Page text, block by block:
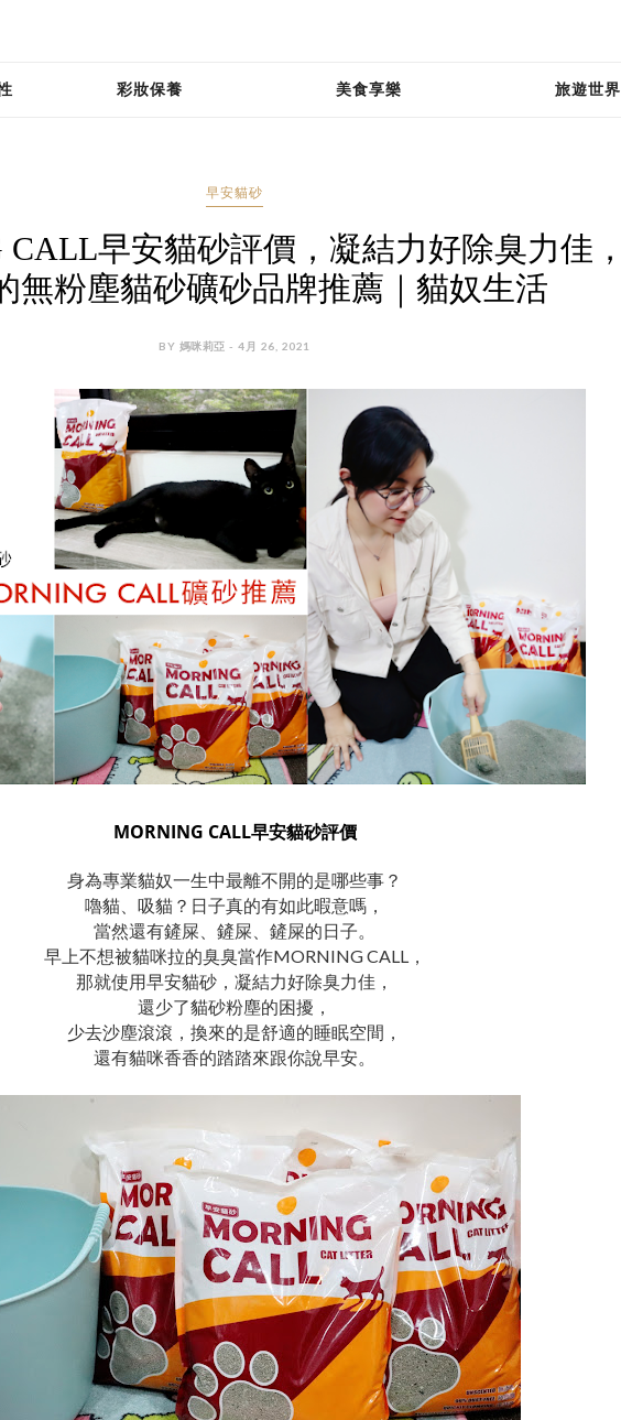
彩妝保養 美食享樂 旅遊世界
早安貓砂
早安貓砂評價，凝結力好除臭力佳，
無粉塵貓砂礦砂品牌推薦｜貓奴生活
BY 媽咪莉亞 - 4月 26, 2021
MORNING CALL早安貓砂評價
身為專業貓奴一生中最離不開的是哪些事？
嚕貓、吸貓？日子真的有如此暇意嗎，
當然還有鏟屎、鏟屎、鏟屎的日子。
早上不想被貓咪拉的臭臭當作MORNING CALL，
那就使用早安貓砂，凝結力好除臭力佳，
還少了貓砂粉塵的困擾，
少去沙塵滾滾，換來的是舒適的睡眠空間，
還有貓咪香香的踏踏來跟你說早安。